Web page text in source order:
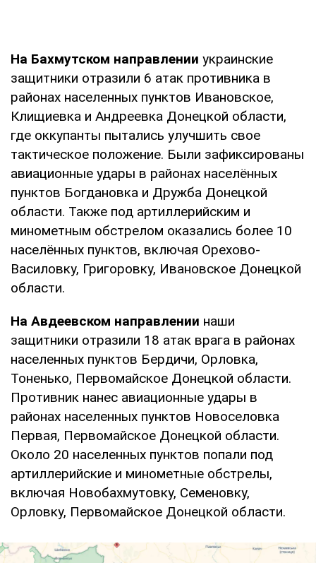
На Бахмутском направлении украинские
защитники отразили 6 атак противника в
районах населенных пунктов Ивановское,
Клищиевка и Андреевка Донецкой области,
где оккупанты пытались улучшить свое
тактическое положение. Были зафиксированы
авиационные удары в районах населённых
пунктов Богдановка и Дружба Донецкой
области. Также под артиллерийским и
минометным обстрелом оказались более 10
населённых пунктов, включая Орехово-
Василовку, Григоровку, Ивановское Донецкой
области.
На Авдеевском направлении наши
защитники отразили 18 атак врага в районах
населенных пунктов Бердичи, Орловка,
Тоненько, Первомайское Донецкой области.
Противник нанес авиационные удары в
районах населенных пунктов Новоселовка
Первая, Первомайское Донецкой области.
Около 20 населенных пунктов попали под
артиллерийские и минометные обстрелы,
включая Новобахмутовку, Семеновку,
Орловку, Первомайское Донецкой области.